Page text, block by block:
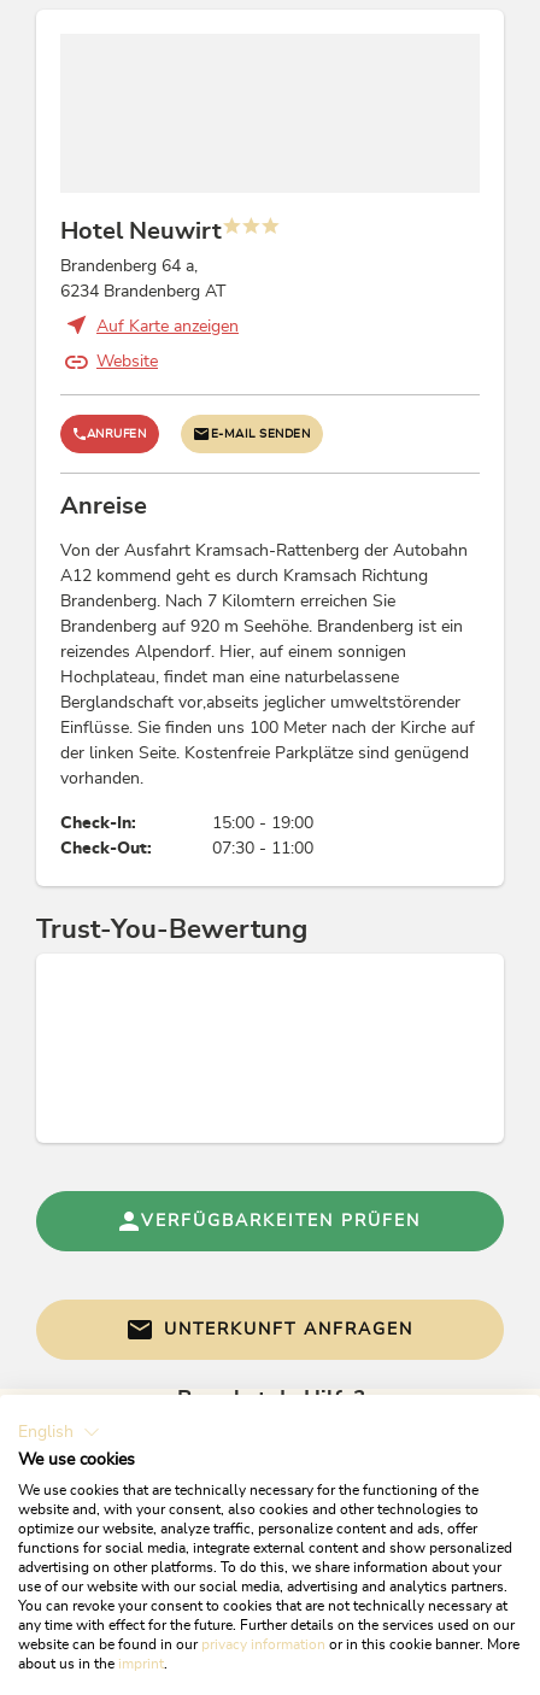
Junior Suite/n: 1, Einzelzimmer: 3, Doppelzimmer:
Sport / Freizeit
Animation / Gästebetreuung / Hausprogramm,
Gruppen
Gruppen möglich bis Pers.: 70, Busparkplatz,
Busgruppen möglich
Verpflegung
Restaurant à la carte, Halbpension möglich,
Kinderkarte, Frühstücksbuffet, Vegetarische
Küche
Zahlungsarten
Kreditkarten möglich, EC-Cash / Maestro,
Landhotel
Fremdsprachen
Links
Homepage
Konditionen
Alpbachtal Card inkludiert
Haustiere willkommen (€ 15,00 pro Tag)
Verleih von Langlaufausrüstung,
Schneeschuhen, Rodeln
Verleih von Wanderstöcken
Loipe direkt am Hotel
Hotel Neuwirt
Brandenberg 64 a,
6234 Brandenberg AT
Auf Karte anzeigen
Website
ANRUFEN E-MAIL SENDEN
Anreise
Von der Ausfahrt Kramsach-Rattenberg der Autobahn
A12 kommend geht es durch Kramsach Richtung
Brandenberg. Nach 7 Kilomtern erreichen Sie
Brandenberg auf 920 m Seehöhe. Brandenberg ist ein
reizendes Alpendorf. Hier, auf einem sonnigen
Hochplateau, findet man eine naturbelassene
Berglandschaft vor,abseits jeglicher umweltstörender
Einflüsse. Sie finden uns 100 Meter nach der Kirche auf
der linken Seite. Kostenfreie Parkplätze sind genügend
vorhanden.
Check-In:
15:00 - 19:00
Check-Out:
07:30 - 11:00
Trust-You-Bewertung
VERFÜGBARKEITEN PRÜFEN
UNTERKUNFT ANFRAGEN
Brauchst du Hilfe?
English
We use cookies
We use cookies that are technically necessary for the functioning of the
website and, with your consent, also cookies and other technologies to
optimize our website, analyze traffic, personalize content and ads, offer
functions for social media, integrate external content and show personalized
advertising on other platforms. To do this, we share information about your
use of our website with our social media, advertising and analytics partners.
You can revoke your consent to cookies that are not technically necessary at
any time with effect for the future. Further details on the services used on our
website can be found in our privacy information or in this cookie banner. More
about us in the imprint